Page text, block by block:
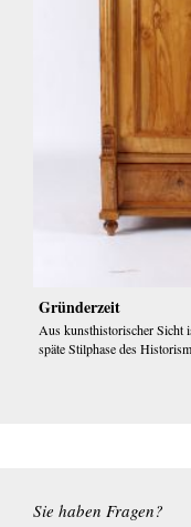
Gründerzeit
Aus kunsthistorischer Sicht
späte Stilphase des
Sie haben Fragen?